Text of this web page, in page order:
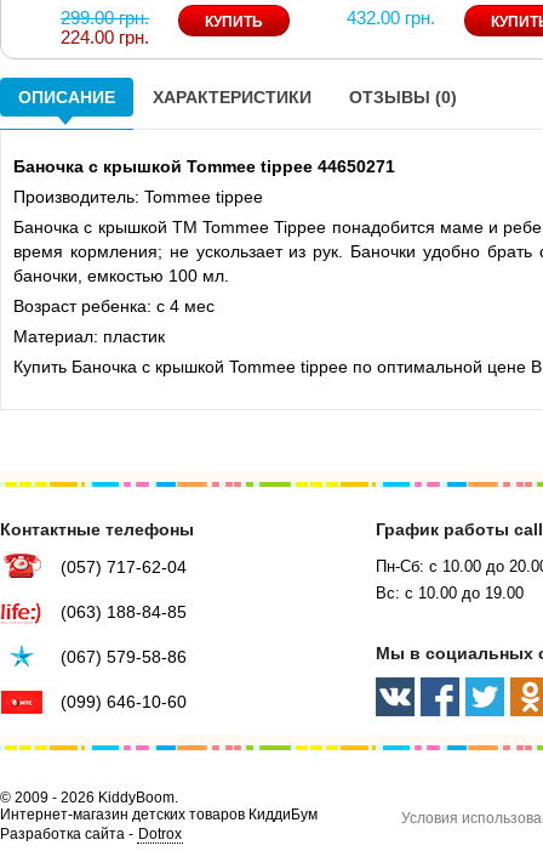
299.00 грн.
224.00 грн.
432.00 грн.
ОПИСАНИЕ ХАРАКТЕРИСТИКИ ОТЗЫВЫ (0)
Баночка с крышкой Tommee tippee 44650271
Производитель: Tommee tippee
Баночка с крышкой ТМ Tommee Tippee понадобится маме и
время кормления; не ускользает из рук. Баночки удобно
баночки, емкостью 100 мл.
Возраст ребенка: с 4 мес
Материал: пластик
Купить Баночка с крышкой Tommee tippee по оптимальной цене
Контактные телефоны
(057) 717-62-04
(063) 188-84-85
(067) 579-58-86
(099) 646-10-60
График работы
Пн-Сб: с 10.00 до
Вс: с 10.00 до 19.00
Мы в социальных
© 2009 - 2026 KiddyBoom.
Интернет-магазин детских товаров КиддиБум
Разработка сайта - Dotrox
Условия